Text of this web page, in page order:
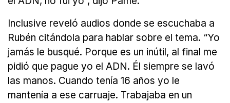
Inclusive reveló audios donde se escuchaba a
Rubén citándola para hablar sobre el tema. “Yo
jamás le busqué. Porque es un inútil, al final me
pidió que pague yo el ADN. Él siempre se lavó
las manos. Cuando tenía 16 años yo le
mantenía a ese carruaje. Trabajaba en un